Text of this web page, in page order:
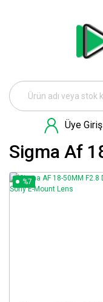
Üye
Sigma Af
%7